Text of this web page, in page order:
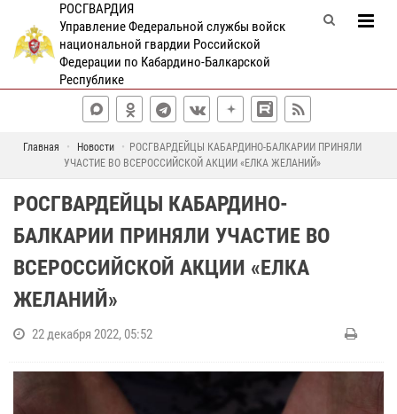
РОСГВАРДИЯ
Управление Федеральной службы войск
национальной гвардии Российской
Федерации по Кабардино-Балкарской
Республике
Главная Новости
РОСГВАРДЕЙЦЫ КАБАРДИНО-БАЛКАРИИ ПРИНЯЛИ
УЧАСТИЕ ВО ВСЕРОССИЙСКОЙ АКЦИИ «ЕЛКА ЖЕЛАНИЙ»
РОСГВАРДЕЙЦЫ КАБАРДИНО-
БАЛКАРИИ ПРИНЯЛИ УЧАСТИЕ ВО
ВСЕРОССИЙСКОЙ АКЦИИ «ЕЛКА
ЖЕЛАНИЙ»
22 декабря 2022, 05:52